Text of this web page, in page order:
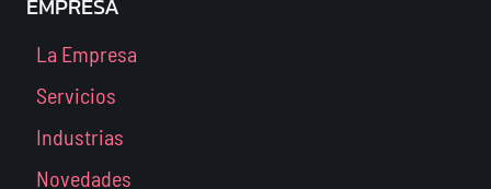
EMPRESA
La Empresa
Servicios
Industrias
Novedades